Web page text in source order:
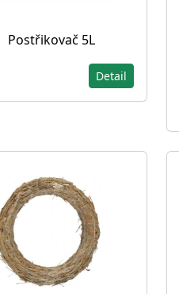
Postřikovač 5L
Detail